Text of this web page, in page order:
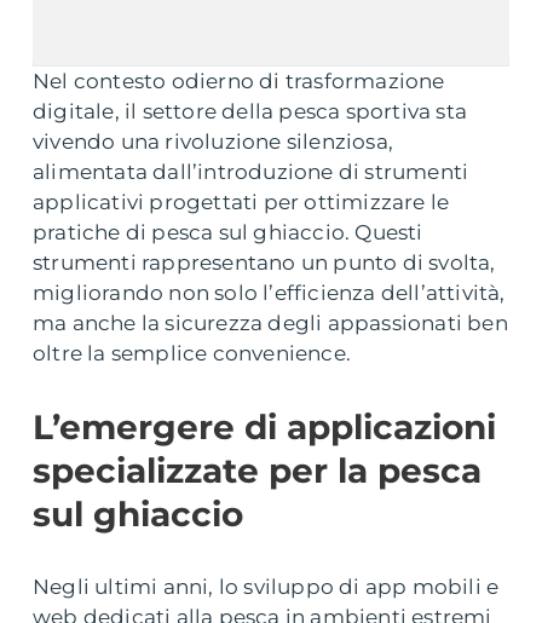
Nel contesto odierno di trasformazione
digitale, il settore della pesca sportiva sta
vivendo una rivoluzione silenziosa,
alimentata dall’introduzione di strumenti
applicativi progettati per ottimizzare le
pratiche di pesca sul ghiaccio. Questi
strumenti rappresentano un punto di svolta,
migliorando non solo l’efficienza dell’attività,
ma anche la sicurezza degli appassionati ben
oltre la semplice convenience.
L’emergere di applicazioni
specializzate per la pesca
sul ghiaccio
Negli ultimi anni, lo sviluppo di app mobili e
web dedicati alla pesca in ambienti estremi